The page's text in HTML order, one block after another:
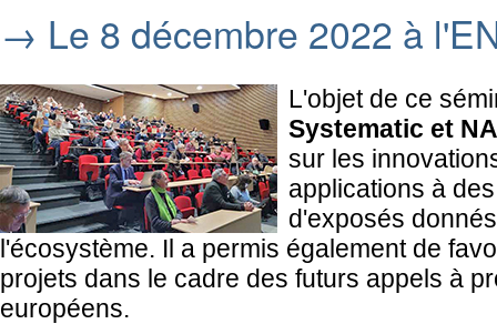
→ Le 8 décembre 2022 à
L'objet de ce
Systematic et
sur les
applications à
d'exposés
l'écosystème. Il a permis également de
projets dans le cadre des futurs appels à
européens.